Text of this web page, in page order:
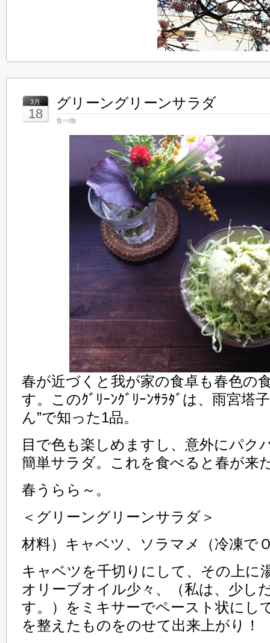
3月
18
グリーングリーンサラダ
食べ物
春が近づくと我が家の食卓も春色の
す。このｸﾞﾘｰﾝｸﾞﾘｰﾝｻﾗﾀﾞは、雨宮塔
ん”で知った1品。
目で色も楽しめますし、意外にパク
簡単サラダ。これを食べると春が来
春うらら～。
＜グリーングリーンサラダ＞
材料）キャベツ、ソラマメ（冷凍で
キャベツを千切りにして、その上に
オリーブオイル少々、（私は、少し
す。）をミキサーでペースト状にし
を整えたものをのせて出来上がり！